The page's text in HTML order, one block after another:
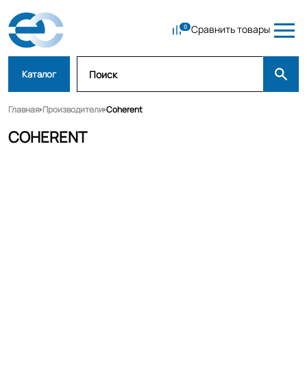
Сравнить товары
Каталог
Главная Производители Coherent
COHERENT